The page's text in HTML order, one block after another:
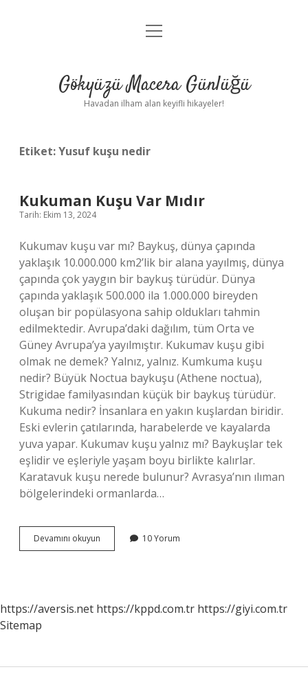
Anasayfa
Yasal Uyarı
menüyü
Gökyüzü Macera Günlüğü
Havadan ilham alan keyifli hikayeler!
Etiket:Yusuf kuşu nedir
Kukuman Kuşu Var Mıdır
Tarih: Ekim 13, 2024
Kukumav kuşu var mı? Baykuş, dünya çapında
yaklaşık 10.000.000 km2’lik bir alana yayılmış, dünya
çapında çok yaygın bir baykuş türüdür. Dünya
çapında yaklaşık 500.000 ila 1.000.000 bireyden
oluşan bir popülasyona sahip oldukları tahmin
edilmektedir. Avrupa’daki dağılım, tüm Orta ve
Güney Avrupa’ya yayılmıştır. Kukumav kuşu gibi
olmak ne demek? Yalnız, yalnız. Kumkuma kuşu
nedir? Büyük Noctua baykuşu (Athene noctua),
Strigidae familyasından küçük bir baykuş türüdür.
Kukuma nedir? İnsanlara en yakın kuşlardan biridir.
Eski evlerin çatılarında, harabelerde ve kayalarda
yuva yapar. Kukumav kuşu yalnız mı? Baykuşlar tek
eşlidir ve eşleriyle yaşam boyu birlikte kalırlar.
Karatavuk kuşu nerede bulunur? Avrasya’nın ılıman
bölgelerindeki ormanlarda…
Devamını okuyun Kukuman
Kuşu
10 Yorum
https://aversis.net https://kppd.com.tr https://giyi.com.tr
Sitemap